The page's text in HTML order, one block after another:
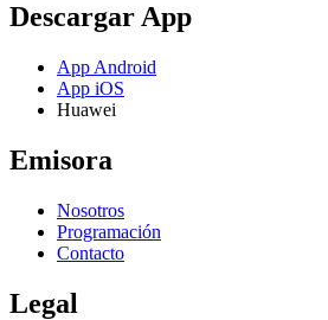
Descargar App
App Android
App iOS
Huawei
Emisora
Nosotros
Programación
Contacto
Legal